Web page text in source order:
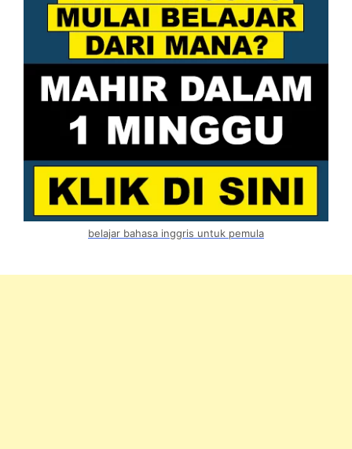
belajar bahasa inggris untuk pemula